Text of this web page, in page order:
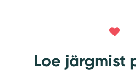
Loe järgmist